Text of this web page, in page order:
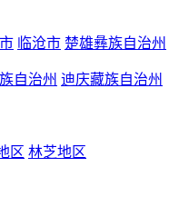
临沧市 楚雄彝族自治州
自治州 迪庆藏族自治州
区 林芝地区